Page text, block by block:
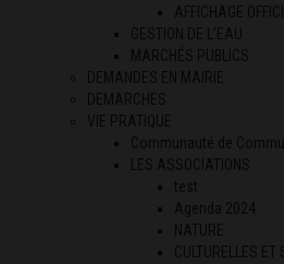
AFFICHAGE
GESTION DE L’EAU
MARCHÉS PUBLICS
DEMANDES EN MAIRIE
DEMARCHES
VIE PRATIQUE
Communauté de
LES ASSOCIATIONS
test
Agenda 2024
NATURE
CULTURELLES ET